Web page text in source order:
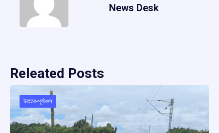
News Desk
Releated Posts
উত্তর-পূর্বাঞ্চল